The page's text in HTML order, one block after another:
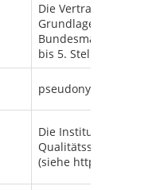
Die
Grundlage hierfür ist
bis 5. Stelle:
pseudonymisierte
Die
(siehe http://